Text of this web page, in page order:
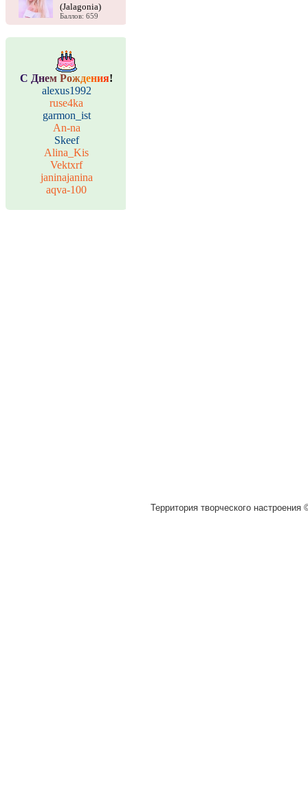
(Jalagonia)
Баллов: 659
С Днем Рождения!
alexus1992
ruse4ka
garmon_ist
An-na
Skeef
Alina_Kis
Vektxrf
janinajanina
aqva-100
Территория творческого